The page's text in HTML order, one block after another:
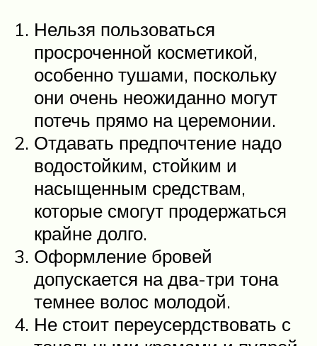
Нельзя пользоваться
просроченной косметикой,
особенно тушами, поскольку
они очень неожиданно могут
потечь прямо на церемонии.
Отдавать предпочтение надо
водостойким, стойким и
насыщенным средствам,
которые смогут продержаться
крайне долго.
Оформление бровей
допускается на два-три тона
темнее волос молодой.
Не стоит переусердствовать с